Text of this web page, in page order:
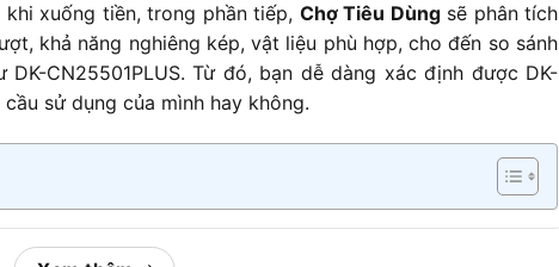
xuống tiền, trong phần tiếp, Chợ Tiêu Dùngsẽ phân tích
khả năng nghiêng kép, vật liệu phù hợp, cho đến so sánh
CN25501PLUS. Từ đó, bạn dễ dàng xác định được DK-
sử dụng của mình hay không.
là gì?